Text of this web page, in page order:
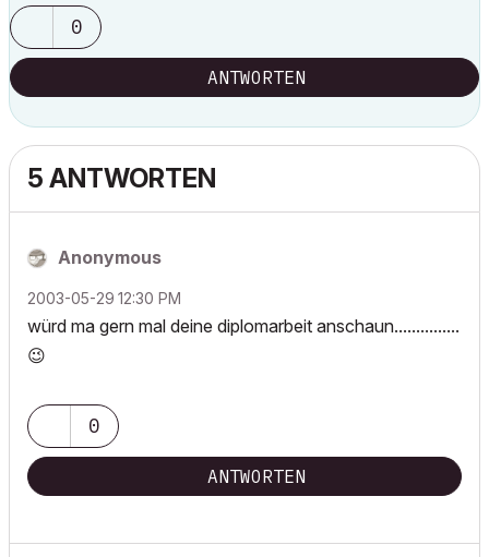
0
ANTWORTEN
5 ANTWORTEN
Anonymous
‎2003-05-29 12:30 PM
würd ma gern mal deine diplomarbeit anschaun...............
😉
0
ANTWORTEN